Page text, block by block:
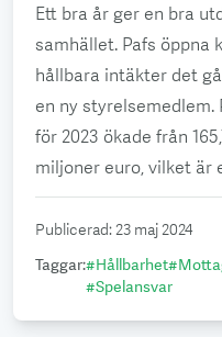
Ett bra år ger en bra
samhället. Pafs öppna
hållbara intäkter det
en ny
för 2023 ökade från
miljoner euro, vilket är
Publicerad:23 maj 2024
Taggar:#Hållbarhet#
#Spelansvar